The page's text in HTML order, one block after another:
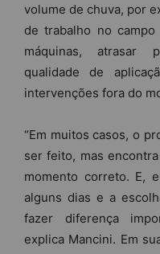
volume de chuva, por
de trabalho no
máquinas, atrasar
qualidade de
intervenções fora do
“Em muitos casos, o
ser feito, mas
momento correto. E,
alguns dias e a
fazer diferença
explica Mancini. Em